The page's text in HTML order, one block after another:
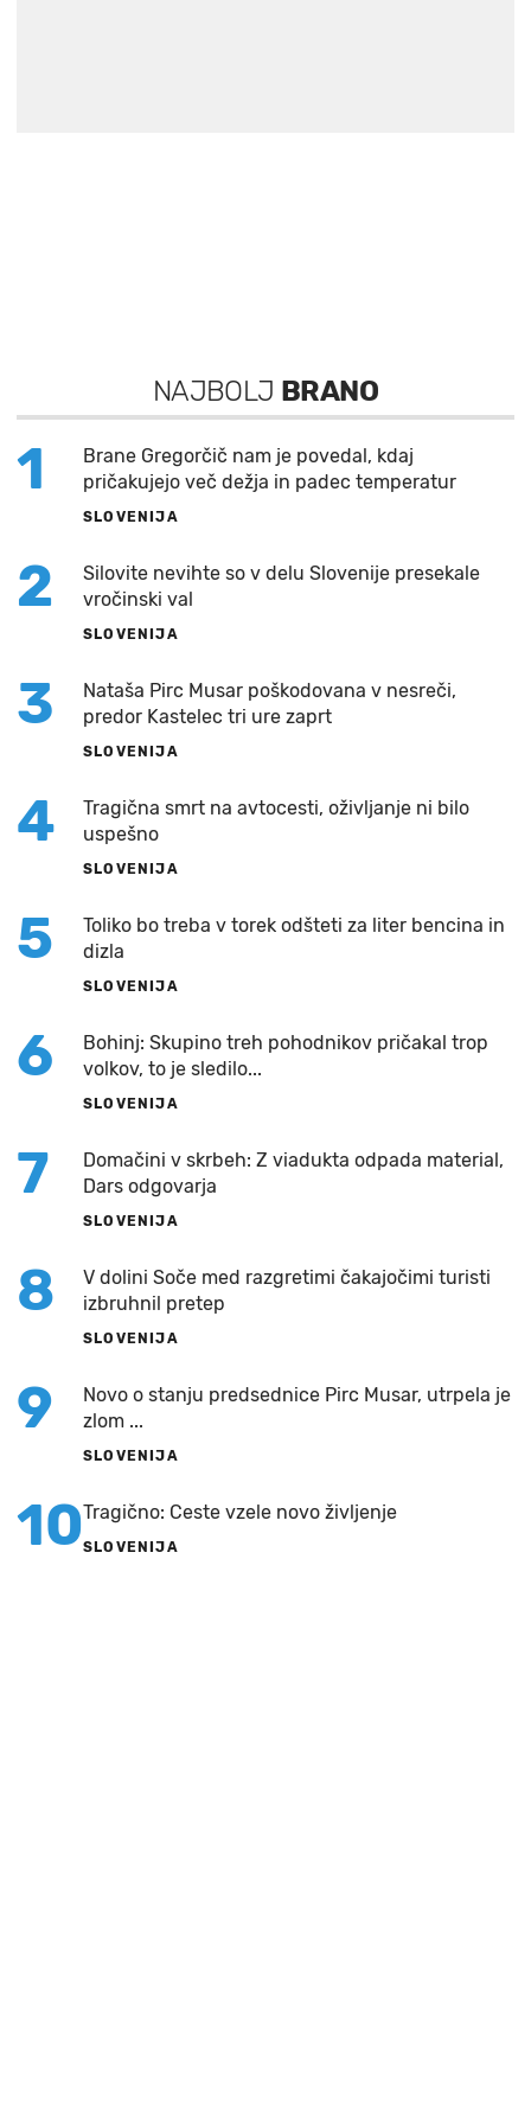
NAJBOLJ BRANO
1
Brane Gregorčič nam je povedal, kdaj
pričakujejo več dežja in padec temperatur
SLOVENIJA
2
Silovite nevihte so v delu Slovenije presekale
vročinski val
SLOVENIJA
3
Nataša Pirc Musar poškodovana v nesreči,
predor Kastelec tri ure zaprt
SLOVENIJA
4
Tragična smrt na avtocesti, oživljanje ni bilo
uspešno
SLOVENIJA
5
Toliko bo treba v torek odšteti za liter bencina in
dizla
SLOVENIJA
6
Bohinj: Skupino treh pohodnikov pričakal trop
volkov, to je sledilo...
SLOVENIJA
7
Domačini v skrbeh: Z viadukta odpada material,
Dars odgovarja
SLOVENIJA
8
V dolini Soče med razgretimi čakajočimi turisti
izbruhnil pretep
SLOVENIJA
9
Novo o stanju predsednice Pirc Musar, utrpela je
zlom ...
SLOVENIJA
10Tragično: Ceste vzele novo življenje
SLOVENIJA